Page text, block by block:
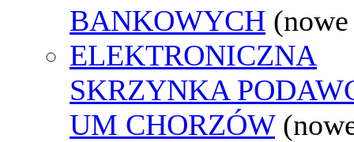
BANKOWYCH
ELEKTRONICZNA
SKRZYNKA
UM CHORZÓW